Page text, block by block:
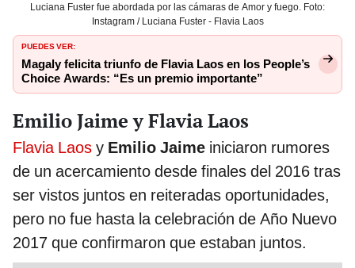
Luciana Fuster fue abordada por las cámaras de Amor y fuego. Foto:
Instagram / Luciana Fuster - Flavia Laos
PUEDES VER:
Magaly felicita triunfo de Flavia Laos en los People’s
Choice Awards: “Es un premio importante”
Emilio Jaime y Flavia Laos
Flavia Laos y Emilio Jaime iniciaron rumores
de un acercamiento desde finales del 2016 tras
ser vistos juntos en reiteradas oportunidades,
pero no fue hasta la celebración de Año Nuevo
2017 que confirmaron que estaban juntos.